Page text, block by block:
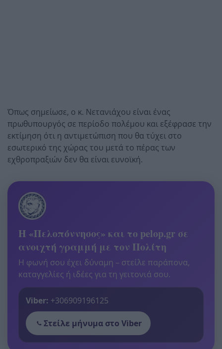
Όπως σημείωσε, ο κ. Νετανιάχου είναι ένας
πρωθυπουργός σε περίοδο πολέμου και εξέφρασε την
εκτίμηση ότι η αντιμετώπιση που θα τύχει στο
εσωτερικό της χώρας του μετά το πέρας των
εχθροπραξιών δεν θα είναι ευνοϊκή.
Η «Πελοπόννησος» και το pelop.gr σε
ανοιχτή γραμμή με τον Πολίτη
Η φωνή σου έχει δύναμη – στείλε παράπονα,
καταγγελίες ή ιδέες για τη γειτονιά σου.
Viber: +306909196125
Στείλε μήνυμα στο Viber